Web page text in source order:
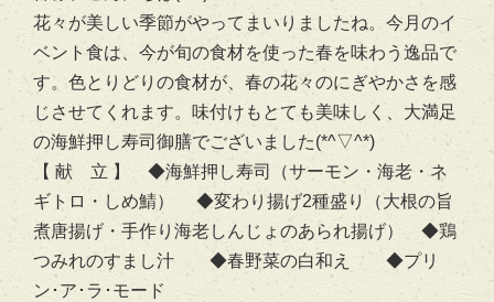
花々が美しい季節がやってまいりましたね。今月のイ
ベント食は、今が旬の食材を使った春を味わう逸品で
す。色とりどりの食材が、春の花々のにぎやかさを感
じさせてくれます。味付けもとても美味しく、大満足
の海鮮押し寿司御膳でございました(*^▽^*)
【 献 立 】 ◆海鮮押し寿司（サーモン・海老・ネ
ギトロ・しめ鯖） ◆変わり揚げ2種盛り（大根の旨
煮唐揚げ・手作り海老しんじょのあられ揚げ） ◆鶏
つみれのすまし汁 ◆春野菜の白和え ◆プリ
ン･ア･ラ･モード